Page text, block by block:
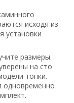
исходя из
установки
размеры
на сто
топки.
одновременно